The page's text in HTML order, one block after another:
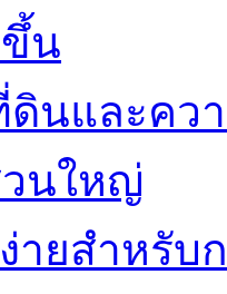
น
นและคว
นใหญ่
ยสำหรับ